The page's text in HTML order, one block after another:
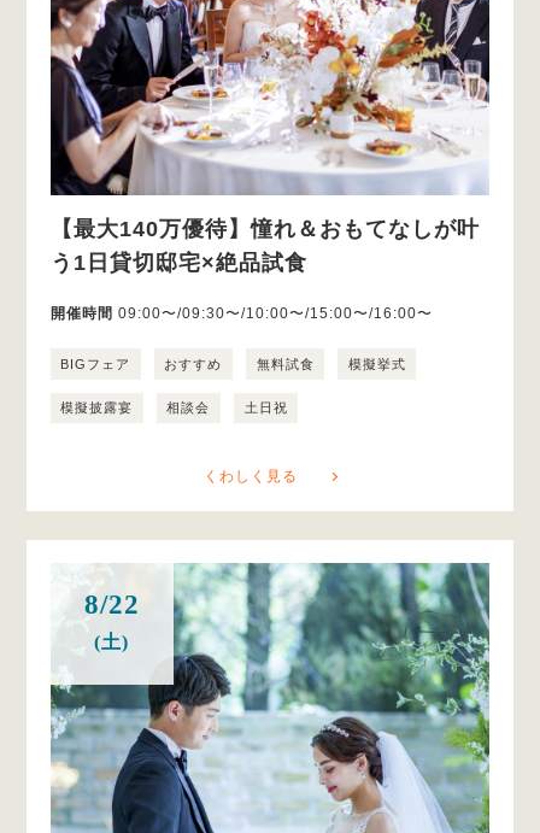
【最大140万優待】憧れ＆おもてなしが叶
う1日貸切邸宅×絶品試食
開催時間 09:00〜/09:30〜/10:00〜/15:00〜/16:00〜
BIGフェア おすすめ 無料試食 模擬挙式
模擬披露宴 相談会 土日祝
くわしく見る
8/22
(土)